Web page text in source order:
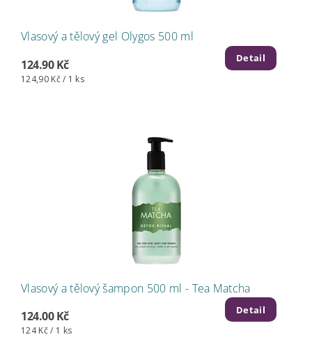
Vlasový a tělový gel Olygos 500 ml
124.90 Kč
124,90 Kč / 1 ks
Detail
Vlasový a tělový šampon 500 ml - Tea Matcha
124.00 Kč
124 Kč / 1 ks
Detail